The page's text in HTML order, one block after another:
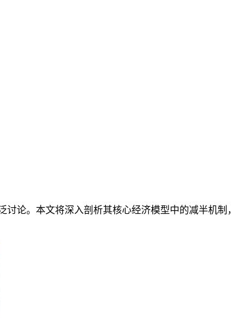
论。本文将深入剖析其核心经济模型中的减半机制，